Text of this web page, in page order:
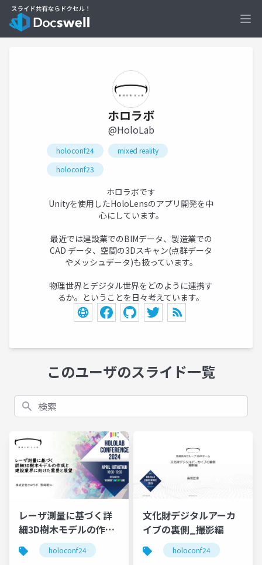
ホロラボ
@HoloLab
holoconf24
mixed reality
holoconf23
ホロラボです
Unityを使用したHoloLensのアプリ開発を中
心にしています。
最近では建設業でのBIMデータ、製造業での
CAD データ、空間の3Dスキャン(点群データ
やメッシュデータ)も扱っています。
物理世界とデジタル世界をどのように連携す
るか。ということを日々考えています。
このユーザのスライド一覧
検索
レーザ測量に基づく詳
細3D樹木モデルの作成
と建設業界に向けた需
要と展望
holoconf24
文化財デジタルアーカ
イブの裏側_撮影編
holoconf24